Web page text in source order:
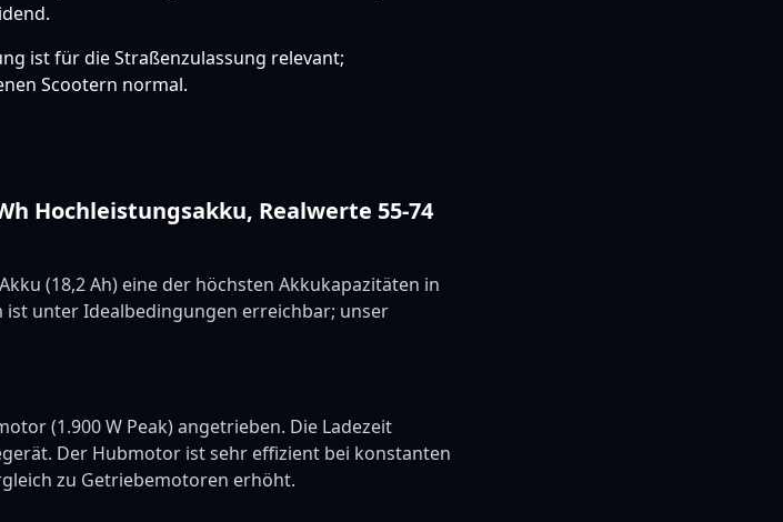
ist für die Straßenzulassung relevant;
Scootern normal.
Hochleistungsakku, Realwerte 55-74
(18,2 Ah) eine der höchsten Akkukapazitäten in
ist unter Idealbedingungen erreichbar; unser
(1.900 W Peak) angetrieben. Die Ladezeit
Der Hubmotor ist sehr effizient bei konstanten
zu Getriebemotoren erhöht.